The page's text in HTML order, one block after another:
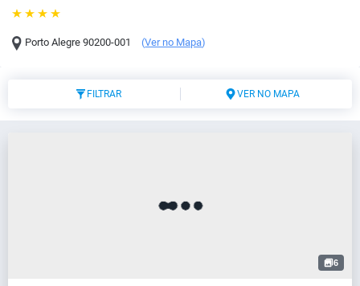
Porto Alegre 90200-001 (Ver no Mapa)
FILTRAR VER NO MAPA
6